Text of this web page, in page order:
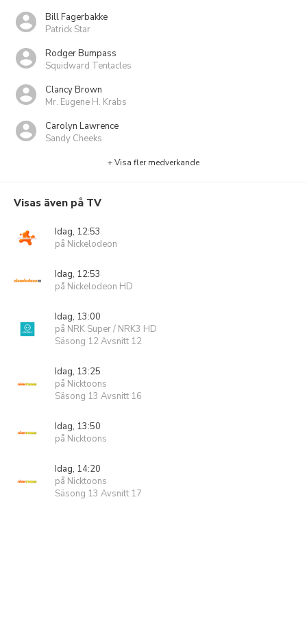
Bill Fagerbakke
Patrick Star
Rodger Bumpass
Squidward Tentacles
Clancy Brown
Mr. Eugene H. Krabs
Carolyn Lawrence
Sandy Cheeks
+ Visa fler medverkande
Visas även på TV
Idag, 12:53
på Nickelodeon
Idag, 12:53
på Nickelodeon HD
Idag, 13:00
på NRK Super / NRK3 HD
Säsong 12 Avsnitt 12
Idag, 13:25
på Nicktoons
Säsong 13 Avsnitt 16
Idag, 13:50
på Nicktoons
Idag, 14:20
på Nicktoons
Säsong 13 Avsnitt 17